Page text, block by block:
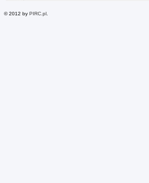
© 2012 by PIRC.pl